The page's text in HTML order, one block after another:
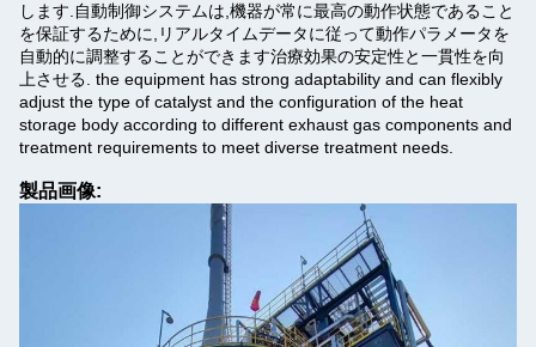
します.自動制御システムは,機器が常に最高の動作状態であること
を保証するために,リアルタイムデータに従って動作パラメータを
自動的に調整することができます治療効果の安定性と一貫性を向
上させる. the equipment has strong adaptability and can flexibly
adjust the type of catalyst and the configuration of the heat
storage body according to different exhaust gas components and
treatment requirements to meet diverse treatment needs.
製品画像: